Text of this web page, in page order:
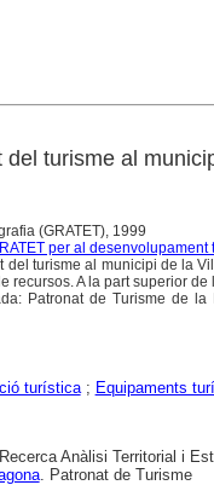
turisme al
(GRATET), 1999
per al desenvolupament
turisme al municipi de la
A la part superior
Patronat de Turisme de la
turística; Equipaments
Recerca Anàlisi Territorial i
. Patronat de Turisme